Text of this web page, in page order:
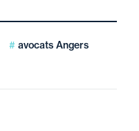
avocats Angers